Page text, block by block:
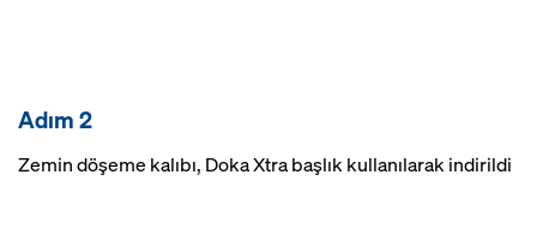
Adım 2
Zemin döşeme kalıbı, Doka Xtra başlık kullanılarak indirildi